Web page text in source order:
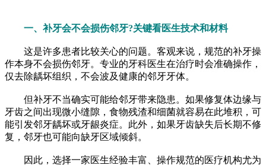
一、补牙会不会损伤邻牙?关键看医生技术和材料
这是许多患者比较关心的问题。客观来说，规范的补牙操
作本身不会损伤邻牙。专业的牙科医生在治疗时会准确操作，
仅去除龋坏组织，不会波及健康的邻牙牙体。
但补牙不当确实可能给邻牙带来隐患。如果修复体边缘与
牙齿之间出现微小缝隙，食物残渣和细菌就容易在此堆积，可
能引发邻牙龋坏或牙龈炎症。此外，如果牙齿缺失后长期不修
复，邻牙也可能向缺牙区域倾斜。
因此，选择一家医生经验丰富、操作规范的医疗机构尤为